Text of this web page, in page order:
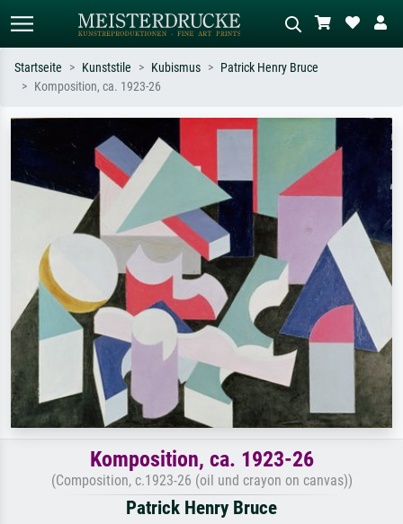
Suchen Sie nach Künstlern, Werktiteln
oder Stilen – z.B. Monet,
Sternennacht, Impressionismus, Welle
Hokusai, Akt.
Beschreiben Sie die Szene – z.B. Grüne
Wiese, Abstrakt mit viel Rot, Dunkles
Ölgemälde, Stehender Akt neben einem
Baum.
Startseite Kunststile Kubismus
Patrick Henry Bruce
Komposition, ca. 1923-26
Komposition, ca. 1923-26
(Composition, c.1923-26 (oil und crayon on canvas))
Patrick Henry Bruce